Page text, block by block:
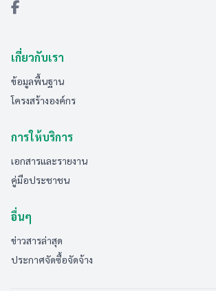
เกี่ยวกับเรา
ข้อมูลพื้นฐาน
โครงสร้างองค์กร
การให้บริการ
เอกสารและรายงาน
คู่มือประชาชน
อื่นๆ
ข่าวสารล่าสุด
ประกาศจัดซื้อจัดจ้าง